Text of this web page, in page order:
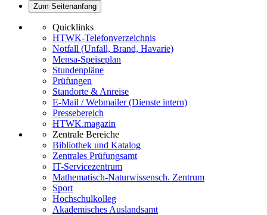
Zum Seitenanfang
Quicklinks
HTWK-Telefonverzeichnis
Notfall (Unfall, Brand, Havarie)
Mensa-Speiseplan
Stundenpläne
Prüfungen
Standorte & Anreise
E-Mail / Webmailer (Dienste intern)
Pressebereich
HTWK.magazin
Zentrale Bereiche
Bibliothek und Katalog
Zentrales Prüfungsamt
IT-Servicezentrum
Mathematisch-Naturwissensch. Zentrum
Sport
Hochschulkolleg
Akademisches Auslandsamt